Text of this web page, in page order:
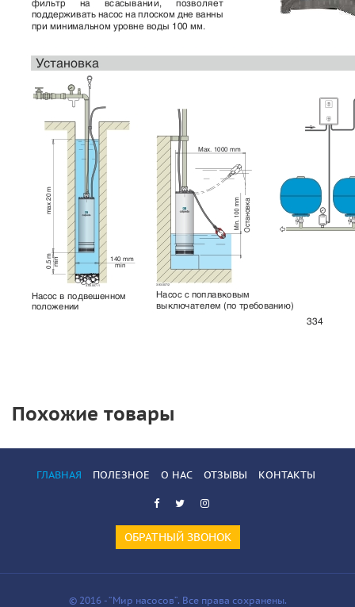
Похожие товары
ГЛАВНАЯ ПОЛЕЗНОЕ О НАС ОТЗЫВЫ КОНТАКТЫ
ОБРАТНЫЙ ЗВОНОК
© 2016 - “Мир насосов”. Все права сохранены.